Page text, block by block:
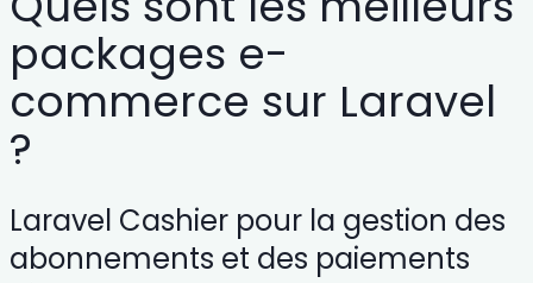
packages e-
commerce sur Laravel
?
Laravel Cashier pour la gestion des
abonnements et des paiements